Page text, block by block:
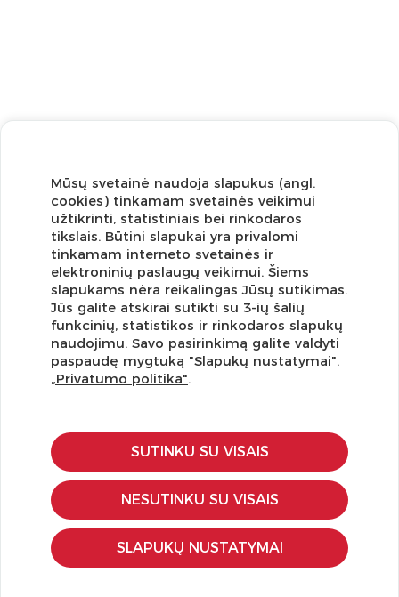
Užsisakykite naujienlaiškį ir pirmi gaukite geriausius
pasiūlymus!
KLIENTŲ APTARNAVIMAS
Pirkimo – pardavimo taisyklės
Pristatymas ir grąžinimas
Apmokėjimo būdai
Kokybės ir saugumo standartai
Privatumo taisyklės
Mūsų svetainė naudoja slapukus (angl.
cookies) tinkamam svetainės veikimui
užtikrinti, statistiniais bei rinkodaros
tikslais. Būtini slapukai yra privalomi
tinkamam interneto svetainės ir
elektroninių paslaugų veikimui. Šiems
slapukams nėra reikalingas Jūsų sutikimas.
Jūs galite atskirai sutikti su 3-ių šalių
funkcinių, statistikos ir rinkodaros slapukų
naudojimu. Savo pasirinkimą galite valdyti
paspaudę mygtuką "Slapukų nustatymai".
„Privatumo politika".
SUTINKU SU VISAIS
NESUTINKU SU VISAIS
SLAPUKŲ NUSTATYMAI